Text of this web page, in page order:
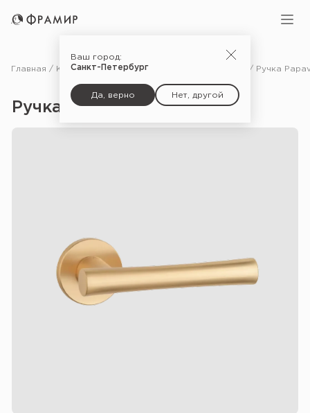
Ваш город:
Санкт-Петербург
Да, верно Нет, другой
Главная Каталог Фурнитура
Ручка Papavera R 7S — SG